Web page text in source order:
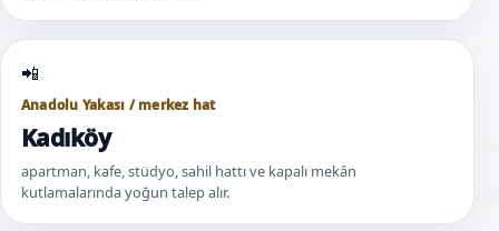
Anadolu Yakası / merkez hat
Kadıköy
apartman, kafe, stüdyo, sahil hattı ve kapalı mekân
kutlamalarında yoğun talep alır.